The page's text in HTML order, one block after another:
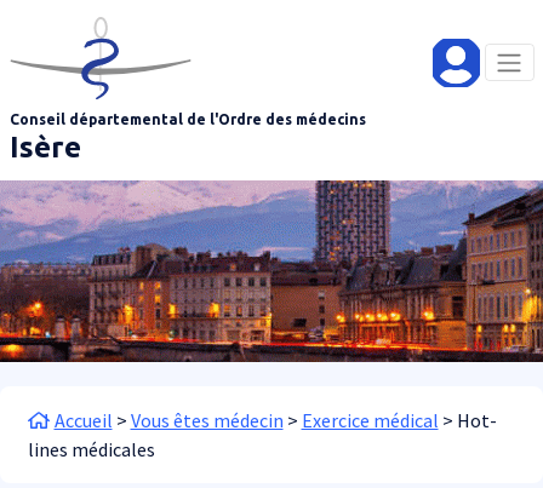
Aller au contenu principal
Conseil départemental de l'Ordre des médecins
Isère
Fil d'Ariane
Accueil Vous êtes médecin Exercice médical
Hot-
lines médicales
Panneau de gestion des cookies